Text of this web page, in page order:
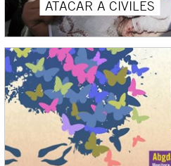
ATACAR A CIVILES